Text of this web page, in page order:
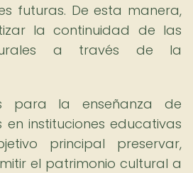
futuras. De esta manera,
la continuidad de las
a través de la
para la enseñanza de
instituciones educativas
principal preservar,
el patrimonio cultural a